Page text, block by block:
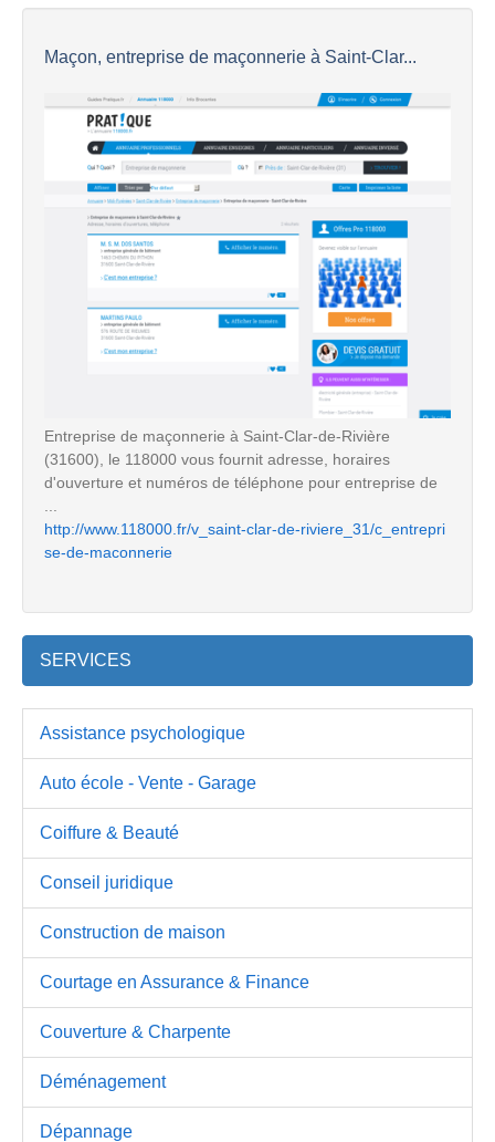
Maçon, entreprise de maçonnerie à Saint-Clar...
Entreprise de maçonnerie à Saint-Clar-de-Rivière
(31600), le 118000 vous fournit adresse, horaires
d'ouverture et numéros de téléphone pour entreprise de
http://www.118000.fr/v_saint-clar-de-riviere_31/c_entrepri
se-de-maconnerie
SERVICES
Assistance psychologique
Auto école - Vente - Garage
Coiffure & Beauté
Conseil juridique
Construction de maison
Courtage en Assurance & Finance
Couverture & Charpente
Déménagement
Dépannage